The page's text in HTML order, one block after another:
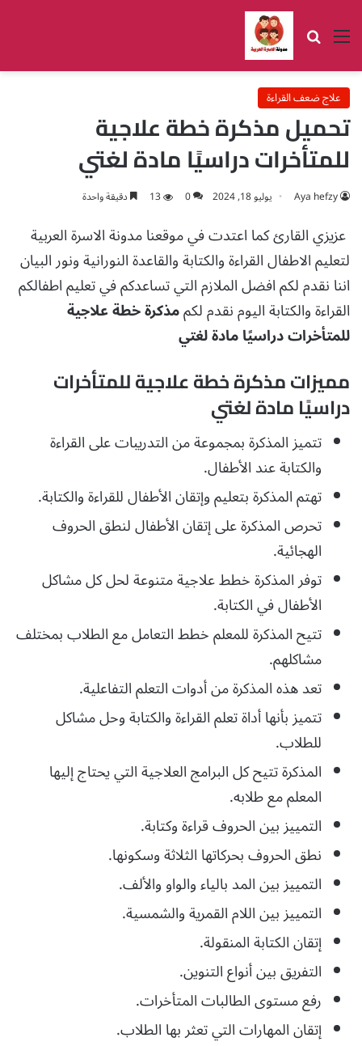
القائمة بحث عن
علاج ضعف القراءة
تحميل مذكرة خطة علاجية
للمتأخرات دراسيًا مادة لغتي
Aya hefzy يوليو 18, 2024 0
13 دقيقة واحدة
عزيزي القارئ كما اعتدت في موقعنا مدونة الاسرة العربية
لتعليم الاطفال القراءة والكتابة والقاعدة النورانية ونور البيان
اننا نقدم لكم افضل الملازم التي تساعدكم في تعليم اطفالكم
القراءة والكتابة اليوم نقدم لكممذكرة خطة علاجية
للمتأخرات دراسيًا مادة لغتي
مميزات مذكرة خطة علاجية للمتأخرات
دراسيًا مادة لغتي
تتميز المذكرة بمجموعة من التدريبات على القراءة
والكتابة عند الأطفال.
تهتم المذكرة بتعليم وإتقان الأطفال للقراءة والكتابة.
تحرص المذكرة على إتقان الأطفال لنطق الحروف
الهجائية.
توفر المذكرة خطط علاجية متنوعة لحل كل مشاكل
الأطفال في الكتابة.
تتيح المذكرة للمعلم خطط التعامل مع الطلاب بمختلف
مشاكلهم.
تعد هذه المذكرة من أدوات التعلم التفاعلية.
تتميز بأنها أداة تعلم القراءة والكتابة وحل مشاكل
للطلاب.
المذكرة تتيح كل البرامج العلاجية التي يحتاج إليها
المعلم مع طلابه.
التمييز بين الحروف قراءة وكتابة.
نطق الحروف بحركاتها الثلاثة وسكونها.
التمييز بين المد بالياء والواو والألف.
التمييز بين اللام القمرية والشمسية.
إتقان الكتابة المنقولة.
التفريق بين أنواع التنوين.
رفع مستوى الطالبات المتأخرات.
إتقان المهارات التي تعثر بها الطلاب.